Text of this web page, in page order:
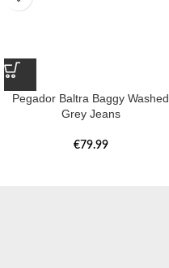
Pegador Baltra Baggy Washed
Grey Jeans
€79.99